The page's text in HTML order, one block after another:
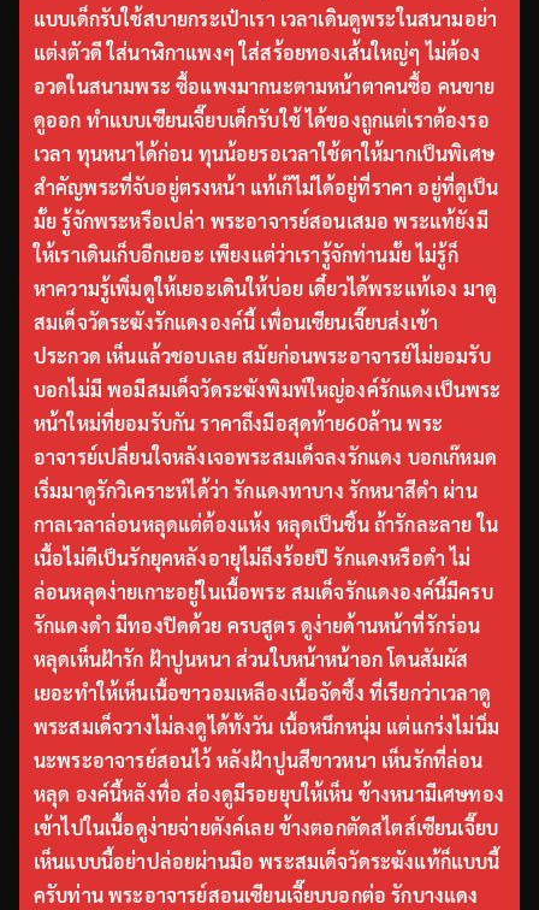
แบบเด็กรับใช้สบายกระเป๋าเรา เวลาเดินดูพระในสนามอย่า
แต่งตัวดี ใส่นาฬิกาแพงๆ ใส่สร้อยทองเส้นใหญ่ๆ ไม่ต้อง
อวดในสนามพระ ซื้อแพงมากนะตามหน้าตาคนซื้อ คนขาย
ดูออก ทำแบบเซียนเจี๊ยบเด็กรับใช้ ได้ของถูกแต่เราต้องรอ
เวลา ทุนหนาได้ก่อน ทุนน้อยรอเวลาใช้ตาให้มากเป็นพิเศษ
สำคัญพระที่จับอยู่ตรงหน้า แท้เก๊ไม่ได้อยู่ที่ราคา อยู่ที่ดูเป็น
มั้ย รู้จักพระหรือเปล่า พระอาจารย์สอนเสมอ พระแท้ยังมี
ให้เราเดินเก็บอีกเยอะ เพียงแต่ว่าเรารู้จักท่านมั้ย ไม่รู้ก็
หาความรู้เพิ่มดูให้เยอะเดินให้บ่อย เดี๋ยวได้พระแท้เอง มาดู
สมเด็จวัดระฆังรักแดงองค์นี้ เพื่อนเซียนเจี๊ยบส่งเข้า
ประกวด เห็นแล้วชอบเลย สมัยก่อนพระอาจารย์ไม่ยอมรับ
บอกไม่มี พอมีสมเด็จวัดระฆังพิมพ์ใหญ่องค์รักแดงเป็นพระ
หน้าใหม่ที่ยอมรับกัน ราคาถึงมือสุดท้าย60ล้าน พระ
อาจารย์เปลี่ยนใจหลังเจอพระสมเด็จลงรักแดง บอกเก๊หมด
เริ่มมาดูรักวิเคราะห์ได้ว่า รักแดงทาบาง รักหนาสีดำ ผ่าน
กาลเวลาล่อนหลุดแต่ต้องแห้ง หลุดเป็นชิ้น ถ้ารักละลาย ใน
เนื้อไม่ดีเป็นรักยุคหลังอายุไม่ถึงร้อยปี รักแดงหรือดำ ไม่
ล่อนหลุดง่ายเกาะอยู่ในเนื้อพระ สมเด็จรักแดงองค์นี้มีครบ
รักแดงดำ มีทองปิดด้วย ครบสูตร ดูง่ายด้านหน้าที่รักร่อน
หลุดเห็นฝ้ารัก ฝ้าปูนหนา ส่วนใบหน้าหน้าอก โดนสัมผัส
เยอะทำให้เห็นเนื้อขาวอมเหลืองเนื้อจัดซึ้ง ที่เรียกว่าเวลาดู
พระสมเด็จวางไม่ลงดูได้ทั้งวัน เนื้อหนึกหนุ่ม แต่แกร่งไม่นิ่ม
นะพระอาจารย์สอนไว้ หลังฝ้าปูนสีขาวหนา เห็นรักที่ล่อน
หลุด องค์นี้หลังทื่อ ส่องดูมีรอยยุบให้เห็น ข้างหนามีเศษทอง
เข้าไปในเนื้อดูง่ายจ่ายตังค์เลย ข้างตอกตัดสไตส์เซียนเจี๊ยบ
เห็นแบบนี้อย่าปล่อยผ่านมือ พระสมเด็จวัดระฆังแท้ก็แบบนี้
ครับท่าน พระอาจารย์สอนเซียนเจี๊ยบบอกต่อ รักบางแดง